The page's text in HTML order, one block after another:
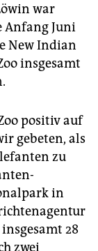
war
Anfang Juni
New Indian
insgesamt
positiv auf
gebeten, als
zu
in
28
zwei